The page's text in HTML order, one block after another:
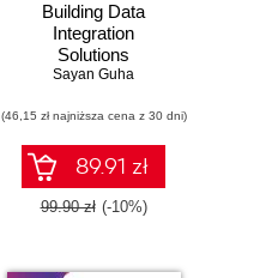
Building Data
Integration
Solutions
Sayan Guha
(46,15 zł najniższa cena z 30 dni)
89.91 zł
99.90 zł (-10%)